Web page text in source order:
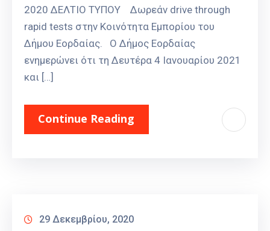
2020 ΔΕΛΤΙΟ ΤΥΠΟΥ Δωρεάν drive through
rapid tests στην Κοινότητα Εμπορίου του
Δήμου Εορδαίας. Ο Δήμος Εορδαίας
ενημερώνει ότι τη Δευτέρα 4 Ιανουαρίου 2021
και […]
Continue Reading
29 Δεκεμβρίου, 2020